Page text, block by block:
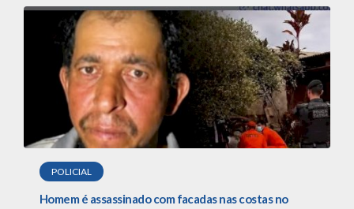
POLICIAL
Homem é assassinado com facadas nas costas no